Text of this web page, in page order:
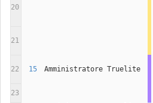
20
21
22 15 Amministratore Truelite
23